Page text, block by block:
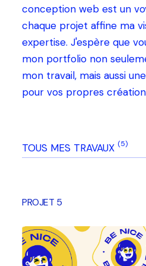
conception web est un
chaque projet affine ma
expertise. J'espère que
mon portfolio non
mon travail, mais aussi
pour vos propres
TOUS MES TRAVAUX (5)
PROJET 5